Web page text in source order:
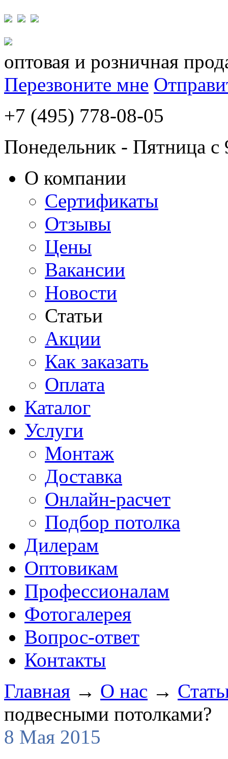
оптовая и розничная
Перезвоните мне
+7 (495) 778-08-05
Понедельник - Пятница с
О компании
Сертификаты
Отзывы
Цены
Вакансии
Новости
Статьи
Акции
Как заказать
Оплата
Каталог
Услуги
Монтаж
Доставка
Онлайн-расчет
Подбор потолка
Дилерам
Оптовикам
Профессионалам
Фотогалерея
Вопрос-ответ
Контакты
Главная → О нас →
подвесными потолками?
8 Мая 2015